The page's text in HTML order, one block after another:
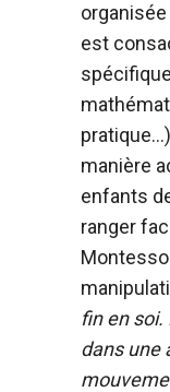
est
manière
enfants
ranger
fin en soi.
dans une